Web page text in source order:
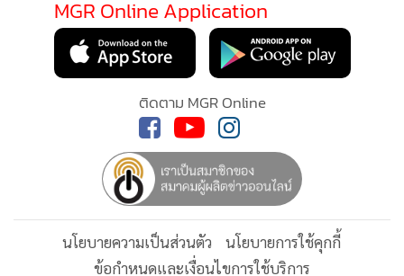
“ทรัมป์บ้า”จะไปทำอะไรได้ แนวโน้มที่สงครามอิหร่านกับ
อเมริกาและอิสราเอล จะ“ลากยาวว์ว์ว์”
จนอาจฉุดกระชากโลกทั้งโลกให้ต้องตกนรก หมกไหม้ ตามไป
ด้วยอย่างช่วยไม่ได้ จึงมีความเป็นไปได้สูงเอามากๆ!!!
ที่นักวิเคราะห์ระดับโลก “พันเอกDouglas Macgregor”
วาดภาพ วาดจินตนาการให้เห็นกันพอคร่าวๆ ไปแล้วนั่นแหละว่า
“คลังน้ำมันสำรองทางยุทธศาสตร์”
ของอเมริกาน่าจะหมดเกลี้ยงถัง ภายในไม่เกินเดือนกรกฎาฯ หรือ
MGR Online Application
ติดตาม MGR Online
นโยบายความเป็นส่วนตัว
นโยบายการใช้คุกกี้
ข้อกำหนดและเงื่อนไขการใช้บริการ